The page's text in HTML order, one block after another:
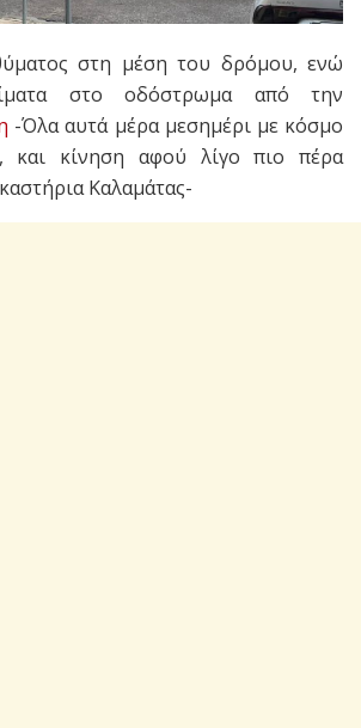
στη μέση του δρόμου, ενώ
στο οδόστρωμα από την
-Όλα αυτά μέρα μεσημέρι με κόσμο
και κίνηση αφού λίγο πιο πέρα
Καλαμάτας-